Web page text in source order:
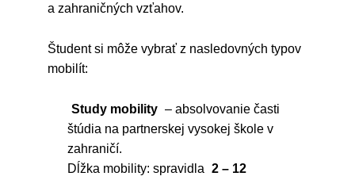
a zahraničných vzťahov.
Študent si môže vybrať z nasledovných typov
mobilít:
Study mobility – absolvovanie časti
štúdia na partnerskej vysokej škole v
zahraničí.
Dĺžka mobility: spravidla 2 – 12